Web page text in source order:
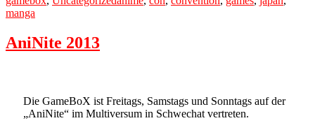
manga
AniNite 2013
Die GameBoX ist Freitags, Samstags und Sonntags auf der
„AniNite“ im Multiversum in Schwechat vertreten.